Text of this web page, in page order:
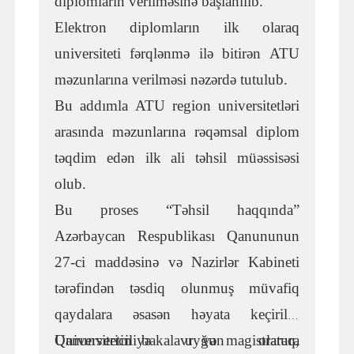
Elektron diplomların ilk olaraq
universiteti fərqlənmə ilə bitirən ATU
məzunlarına verilməsi nəzərdə tutulub.
Bu addımla ATU region universitetləri
arasında məzunlarına rəqəmsal diplom
təqdim edən ilk ali təhsil müəssisəsi
olub.
Bu proses “Təhsil haqqında”
Azərbaycan Respublikası Qanununun
27-ci maddəsinə və Nazirlər Kabineti
tərəfindən təsdiq olunmuş müvafiq
qaydalara əsasən həyata keçirilir.
Qanunvericiliyə uyğun olaraq,
Universitetin bakalavr və magistratura